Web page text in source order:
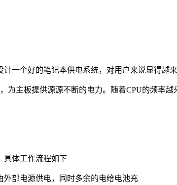
一个好的笔记本供电系统，对用户来说显得越
为主板提供源源不断的电力。随着CPU的频率越
具体工作流程如下
部电源供电，同时多余的电给电池充